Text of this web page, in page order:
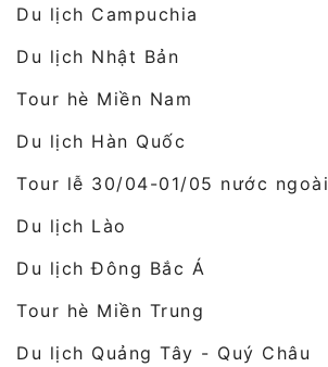
Du lịch Campuchia
Du lịch Nhật Bản
Tour hè Miền Nam
Du lịch Hàn Quốc
Tour lễ 30/04-01/05 nước ngoài
Du lịch Lào
Du lịch Đông Bắc Á
Tour hè Miền Trung
Du lịch Quảng Tây - Quý Châu